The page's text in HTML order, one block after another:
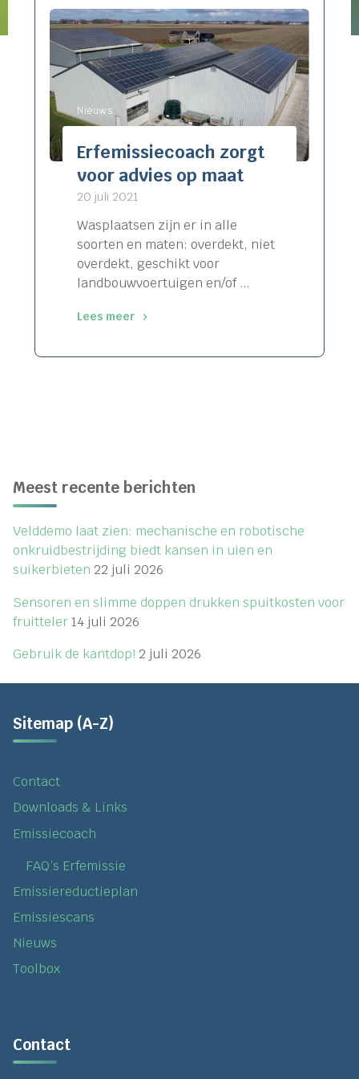
Nieuws
Erfemissiecoach zorgt
voor advies op maat
20 juli 2021
Wasplaatsen zijn er in alle
soorten en maten: overdekt, niet
overdekt, geschikt voor
landbouwvoertuigen en/of …
Lees meer
zorgt
Meest recente berichten
Velddemo laat zien: mechanische en robotische
onkruidbestrijding biedt kansen in uien en
suikerbieten 22 juli 2026
Sensoren en slimme doppen drukken spuitkosten voor
fruitteler14 juli 2026
Gebruik de kantdop! 2 juli 2026
Sitemap (A-Z)
Contact
Downloads & Links
Emissiecoach
FAQ’s Erfemissie
Emissiereductieplan
Emissiescans
Nieuws
Toolbox
Contact